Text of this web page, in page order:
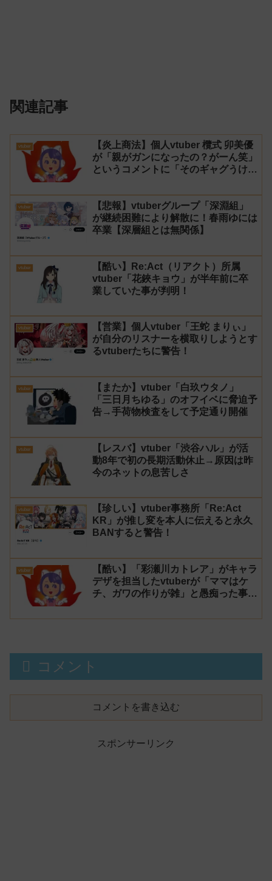
関連記事
vtuber
【炎上商法】個人vtuber 欖式 卯美優
が「親がガンになったの？がーん笑」
というコメントに「そのギャグうけ
はオススメしないと投稿し叩かれる
vtuber
【悲報】vtuberグループ「深淵組」
が継続困難により解散に！春雨ゆには
卒業【深層組とは無関係】
vtuber
【酷い】Re:Act（リアクト）所属
vtuber「花鋏キョウ」が半年前に卒
業していた事が判明！
vtuber
【営業】個人vtuber「王蛇 まりぃ」
が自分のリスナーを横取りしようとす
るvtuberたちに警告！
vtuber
【またか】vtuber「白玖ウタノ」
「三日月ちゆる」のオフイベに脅迫予
告→手荷物検査をして予定通り開催
vtuber
【レスバ】vtuber「渋谷ハル」が活
動8年で初の長期活動休止→原因は昨
今のネットの息苦しさ
vtuber
【珍しい】vtuber事務所「Re:Act
KR」が推し変を本人に伝えると永久
BANすると警告！
vtuber
【酷い】「彩瀬川カトレア」がキャラ
デザを担当したvtuberが「ママはケ
チ、ガワの作りが雑」と愚痴った事が
コメント
コメントを書き込む
スポンサーリンク